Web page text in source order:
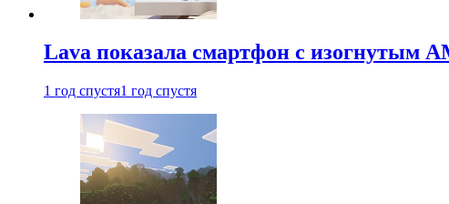
Lava показала смартфон с изогнутым
1 год спустя1 год спустя